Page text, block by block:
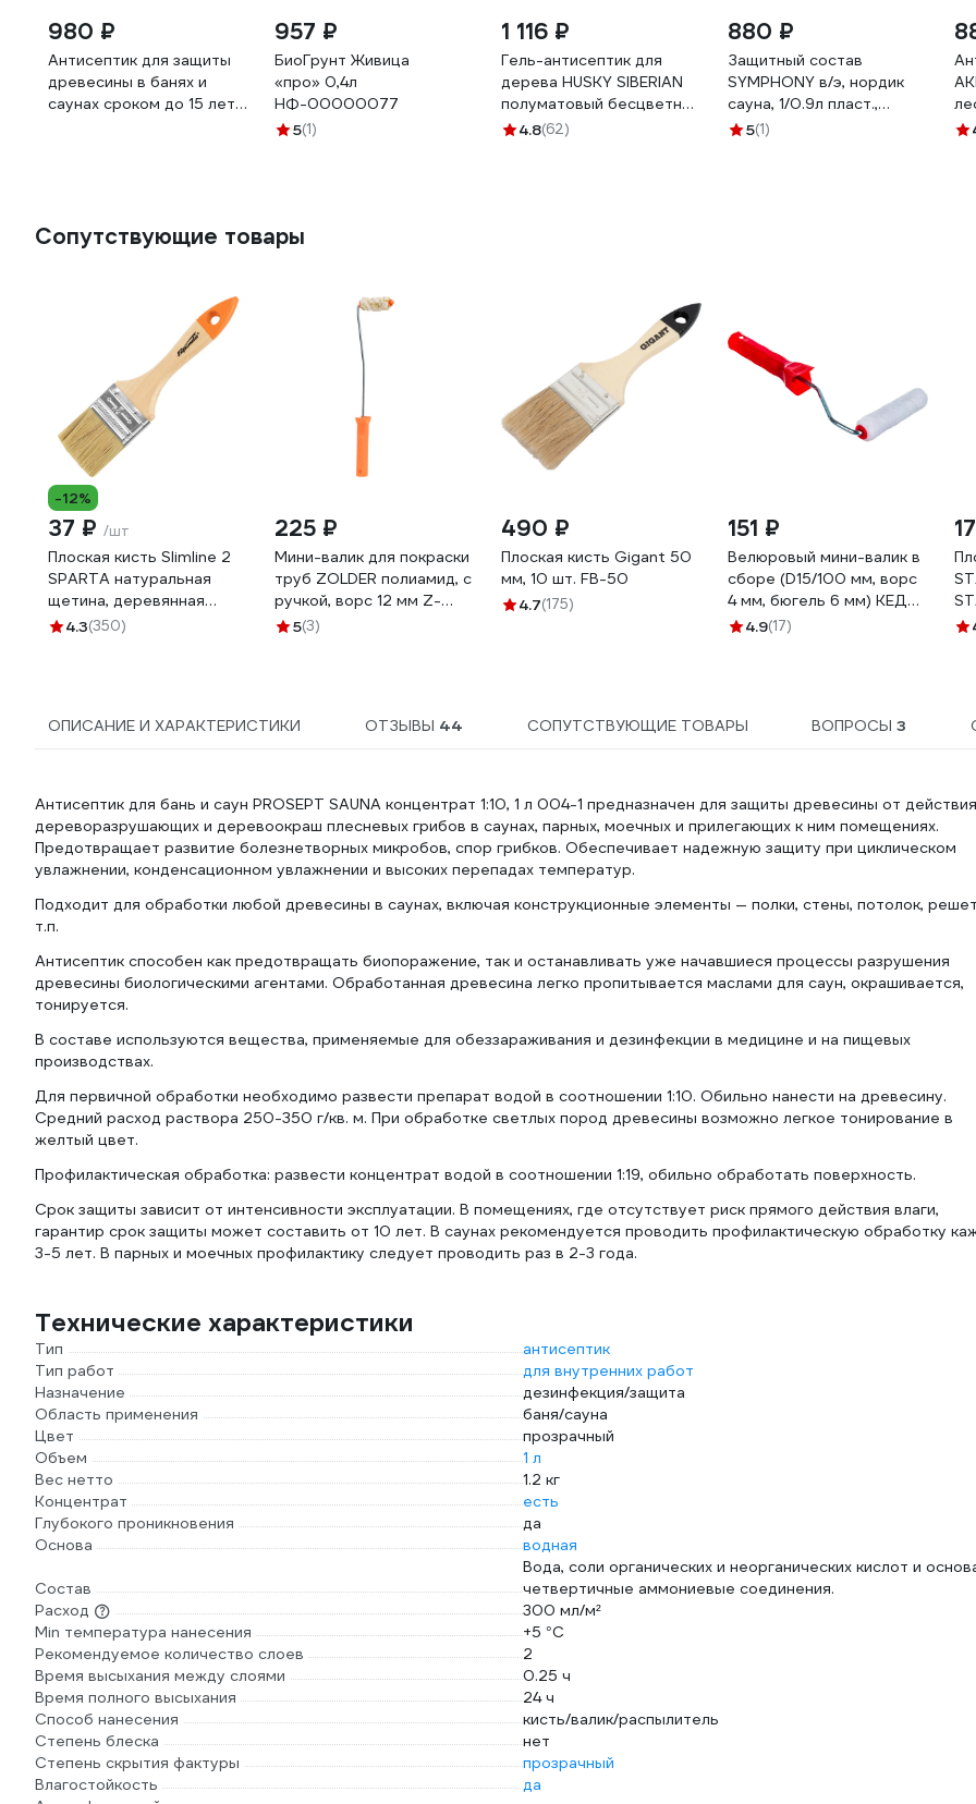
980 ₽
Антисептик для защиты
древесины в банях и
саунах сроком до 15 лет
957 ₽
БиоГрунт Живица
«про» 0,4л
НФ-00000077
5(1)
1 116 ₽
Гель-антисептик для
дерева HUSKY SIBERIAN
полуматовый бесцветный
0,9 л 25274
4.8(62)
880 ₽
Защитный состав
SYMPHONY в/э, нордик
сауна, 1/0.9л пласт.,
oсновной 00-00010734
5(1)
Сопутствующие товары
-12%
37 ₽ /шт
Плоская кисть Slimline 2
SPARTA натуральная
щетина, деревянная
ручка 824305
4.3(350)
225 ₽
Мини-валик для покраски
труб ZOLDER полиамид, с
ручкой, ворс 12 мм Z-
105126 ЭК000135628
5(3)
490 ₽
Плоская кисть Gigant 50
мм, 10 шт. FB-50
4.7(175)
151 ₽
Велюровый мини-валик в
сборе (D15/100 мм, ворс
4 мм, бюгель 6 мм) КЕДР
043-1510 25948
4.9(17)
ОПИСАНИЕ И ХАРАКТЕРИСТИКИ ОТЗЫВЫ 44 СОПУТСТВУЮЩИЕ ТОВАРЫ ВОПРОСЫ3
Антисептик для бань и саун PROSEPT SAUNA концентрат 1:10, 1 л 004-1 предназначен для защиты древесины от действия
дереворазрушающих и деревоокраш плесневых грибов в саунах, парных, моечных и прилегающих к ним помещениях.
Предотвращает развитие болезнетворных микробов, спор грибков. Обеспечивает надежную защиту при циклическом
увлажнении, конденсационном увлажнении и высоких перепадах температур.
Подходит для обработки любой древесины в саунах, включая конструкционные элементы — полки, стены, потолок,
т.п.
Антисептик способен как предотвращать биопоражение, так и останавливать уже начавшиеся процессы разрушения
древесины биологическими агентами. Обработанная древесина легко пропитывается маслами для саун, окрашивается,
тонируется.
В составе используются вещества, применяемые для обеззараживания и дезинфекции в медицине и на пищевых
производствах.
Для первичной обработки необходимо развести препарат водой в соотношении 1:10. Обильно нанести на древесину.
Средний расход раствора 250-350 г/кв. м. При обработке светлых пород древесины возможно легкое тонирование в
желтый цвет.
Профилактическая обработка: развести концентрат водой в соотношении 1:19, обильно обработать поверхность.
Срок защиты зависит от интенсивности эксплуатации. В помещениях, где отсутствует риск прямого действия влаги,
гарантир срок защиты может составить от 10 лет. В саунах рекомендуется проводить профилактическую обработку
3-5 лет. В парных и моечных профилактику следует проводить раз в 2-3 года.
Технические характеристики
Тип
антисептик
Тип работ
для внутренних работ
Назначение
дезинфекция/защита
Область применения
баня/сауна
Цвет
прозрачный
Объем
1 л
Вес нетто
1.2 кг
Концентрат
есть
Глубокого проникновения
да
Основа
водная
Состав
Вода, соли органических и неорганических кислот и
четвертичные аммониевые соединения.
Расход
300 мл/м²
Min температура нанесения
+5 °С
Рекомендуемое количество слоев
2
Время высыхания между слоями
0.25 ч
Время полного высыхания
24 ч
Способ нанесения
кисть/валик/распылитель
Степень блеска
нет
Степень скрытия фактуры
прозрачный
Влагостойкость
да